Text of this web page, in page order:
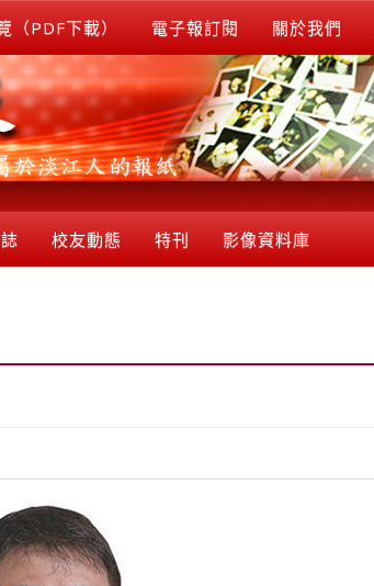
（PDF下載） 電子報訂閱 關於我們
校友動態 特刊 影像資料庫